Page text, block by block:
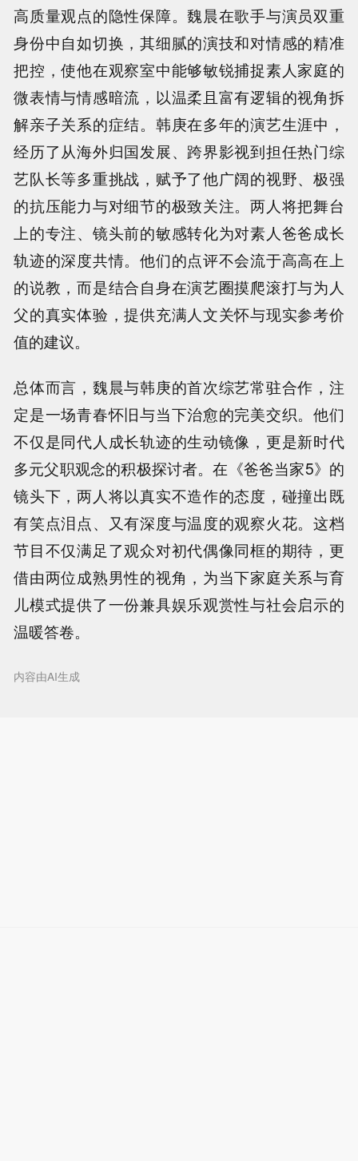
高质量观点的隐性保障。魏晨在歌手与演员双重
身份中自如切换，其细腻的演技和对情感的精准
把控，使他在观察室中能够敏锐捕捉素人家庭的
微表情与情感暗流，以温柔且富有逻辑的视角拆
解亲子关系的症结。韩庚在多年的演艺生涯中，
经历了从海外归国发展、跨界影视到担任热门综
艺队长等多重挑战，赋予了他广阔的视野、极强
的抗压能力与对细节的极致关注。两人将把舞台
上的专注、镜头前的敏感转化为对素人爸爸成长
轨迹的深度共情。他们的点评不会流于高高在上
的说教，而是结合自身在演艺圈摸爬滚打与为人
父的真实体验，提供充满人文关怀与现实参考价
值的建议。
总体而言，魏晨与韩庚的首次综艺常驻合作，注
定是一场青春怀旧与当下治愈的完美交织。他们
不仅是同代人成长轨迹的生动镜像，更是新时代
多元父职观念的积极探讨者。在《爸爸当家5》的
镜头下，两人将以真实不造作的态度，碰撞出既
有笑点泪点、又有深度与温度的观察火花。这档
节目不仅满足了观众对初代偶像同框的期待，更
借由两位成熟男性的视角，为当下家庭关系与育
儿模式提供了一份兼具娱乐观赏性与社会启示的
温暖答卷。
内容由AI生成